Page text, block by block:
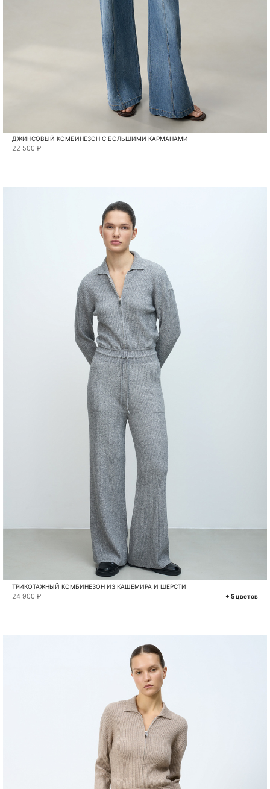
ДЖИНСОВЫЙ КОМБИНЕЗОН С БОЛЬШИМИ КАРМАНАМИ
22 500 ₽
ТРИКОТАЖНЫЙ КОМБИНЕЗОН ИЗ КАШЕМИРА И ШЕРСТИ
24 900 ₽ + 5 цветов